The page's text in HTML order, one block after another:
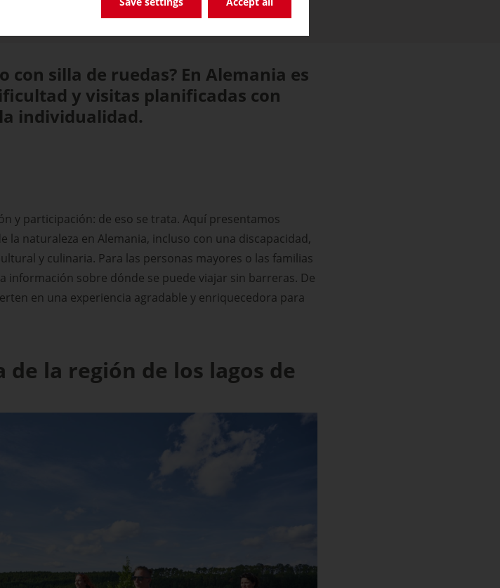
con silla de ruedas? En Alemania es
y visitas planificadas con
individualidad.
y participación: de eso se trata. Aquí presentamos
la naturaleza en Alemania, incluso con una discapacidad,
y culinaria. Para las personas mayores o las familias
sobre dónde se puede viajar sin barreras. De
en una experiencia agradable y enriquecedora para
la región de los lagos de